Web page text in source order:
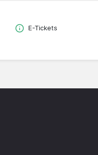
E-Tickets